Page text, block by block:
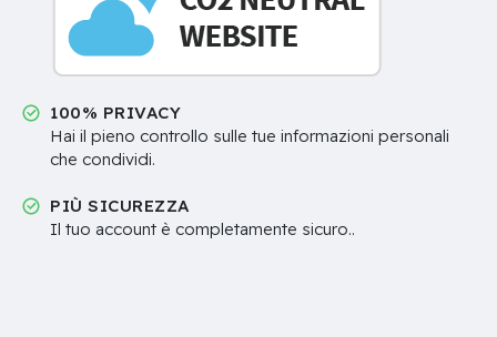
100% PRIVACY
Hai il pieno controllo sulle tue informazioni personali
che condividi.
PIÙ SICUREZZA
Il tuo account è completamente sicuro..